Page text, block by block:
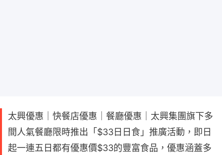
太興優惠｜快餐店優惠｜餐廳優惠｜太興集團旗下多
間人氣餐廳限時推出「$33日日食」推廣活動，即日
起一連五日都有優惠價$33的豐富食品，優惠涵蓋多